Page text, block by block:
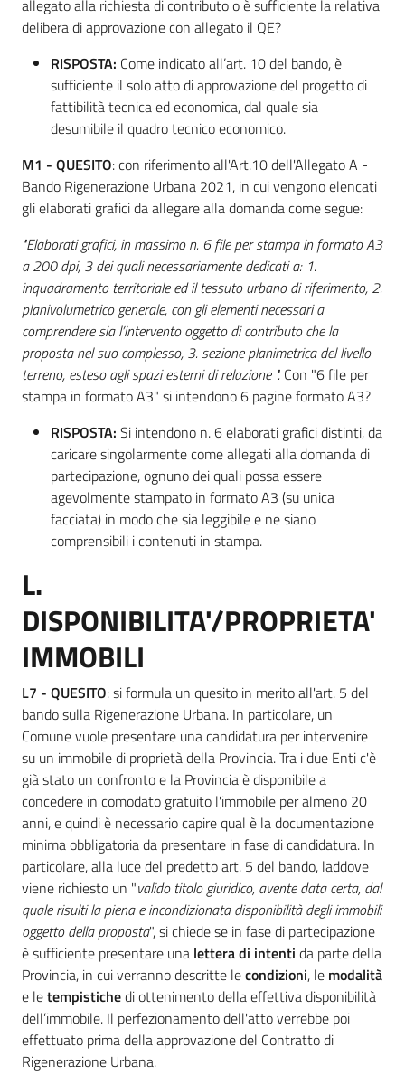
allegato alla richiesta di contributo o è sufficiente la relativa
delibera di approvazione con allegato il QE?
RISPOSTA: Come indicato all’art. 10 del bando, è
sufficiente il solo atto di approvazione del progetto di
fattibilità tecnica ed economica, dal quale sia
desumibile il quadro tecnico economico.
M1 - QUESITO: con riferimento all'Art.10 dell'Allegato A -
Bando Rigenerazione Urbana 2021, in cui vengono elencati
gli elaborati grafici da allegare alla domanda come segue:
"Elaborati grafici, in massimo n. 6 file per stampa in formato A3
a 200 dpi, 3 dei quali necessariamente dedicati a: 1.
inquadramento territoriale ed il tessuto urbano di riferimento, 2.
planivolumetrico generale, con gli elementi necessari a
comprendere sia l’intervento oggetto di contributo che la
proposta nel suo complesso, 3. sezione planimetrica del livello
terreno, esteso agli spazi esterni di relazione ". Con "6 file per
stampa in formato A3" si intendono 6 pagine formato A3?
RISPOSTA: Si intendono n. 6 elaborati grafici distinti, da
caricare singolarmente come allegati alla domanda di
partecipazione, ognuno dei quali possa essere
agevolmente stampato in formato A3 (su unica
facciata) in modo che sia leggibile e ne siano
comprensibili i contenuti in stampa.
L.
DISPONIBILITA'/PROPRIETA'
IMMOBILI
L7 - QUESITO: si formula un quesito in merito all'art. 5 del
bando sulla Rigenerazione Urbana. In particolare, un
Comune vuole presentare una candidatura per intervenire
su un immobile di proprietà della Provincia. Tra i due Enti c'è
già stato un confronto e la Provincia è disponibile a
concedere in comodato gratuito l'immobile per almeno 20
anni, e quindi è necessario capire qual è la documentazione
minima obbligatoria da presentare in fase di candidatura. In
particolare, alla luce del predetto art. 5 del bando, laddove
viene richiesto un "valido titolo giuridico, avente data certa, dal
quale risulti la piena e incondizionata disponibilità degli immobili
oggetto della proposta", si chiede se in fase di partecipazione
è sufficiente presentare una lettera di intenti da parte della
Provincia, in cui verranno descritte lecondizioni, le modalità
e letempistichedi ottenimento della effettiva disponibilità
dell’immobile. Il perfezionamento dell'atto verrebbe poi
effettuato prima della approvazione del Contratto di
Rigenerazione Urbana.